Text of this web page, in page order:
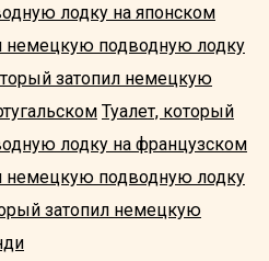
лодку на японском
немецкую подводную лодку
затопил немецкую
Туалет, который
лодку на французском
немецкую подводную лодку
затопил немецкую